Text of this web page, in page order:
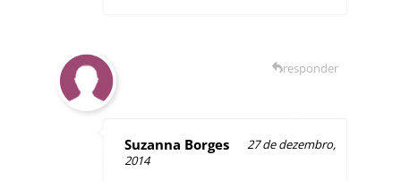
Suzanna Borges
27 de dezembro,
2014
responder